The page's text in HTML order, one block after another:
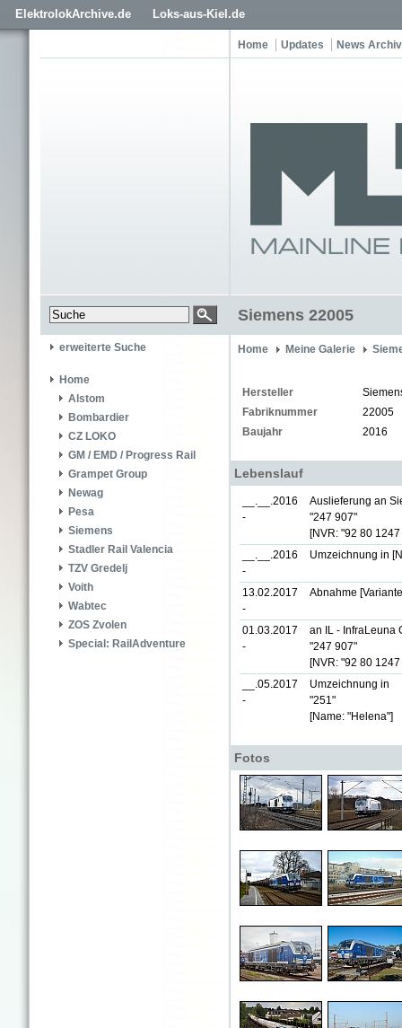
ElektrolokArchive.de Loks-aus-Kiel.de
Home Updates News Archiv
Siemens 22005
erweiterte Suche
Home
Alstom
Bombardier
CZ LOKO
GM / EMD / Progress Rail
Grampet Group
Newag
Pesa
Siemens
Stadler Rail Valencia
TZV Gredelj
Voith
Wabtec
ZOS Zvolen
Special: RailAdventure
Home Meine Galerie
Hersteller
Fabriknummer
22005
Baujahr
2016
Lebenslauf
__.__.2016
-
Auslieferung an
"247 907"
[NVR: "92 80
__.__.2016
-
Umzeichnung in
13.02.2017
-
Abnahme
01.03.2017
-
an IL - InfraLeuna
"247 907"
[NVR: "92 80
__.05.2017
-
Umzeichnung in
"251"
[Name: "Helena"]
Fotos